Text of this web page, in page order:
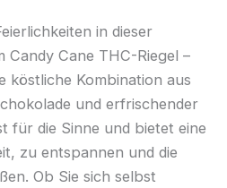
in dieser
Candy Cane THC-Riegel –
köstliche Kombination aus
und erfrischender
für die Sinne und bietet eine
zu entspannen und die
Ob Sie sich selbst